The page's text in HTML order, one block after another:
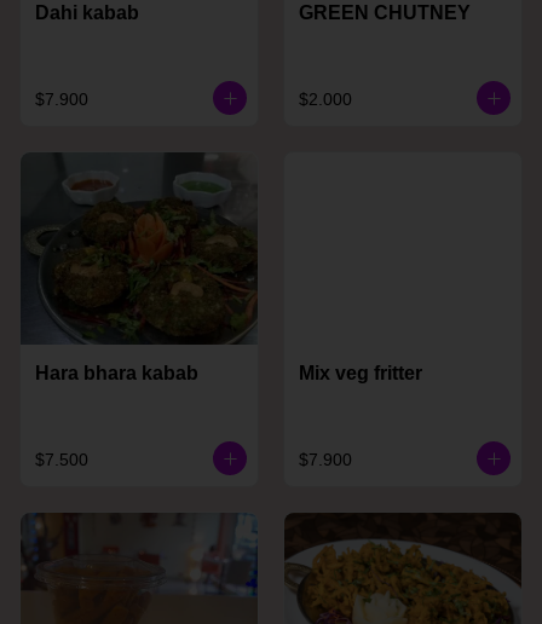
Dahi kabab
$7.900
GREEN CHUTNEY
$2.000
Hara bhara kabab
$7.500
Mix veg fritter
$7.900